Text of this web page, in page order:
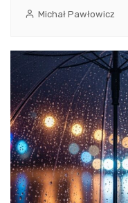
Michał Pawłowicz